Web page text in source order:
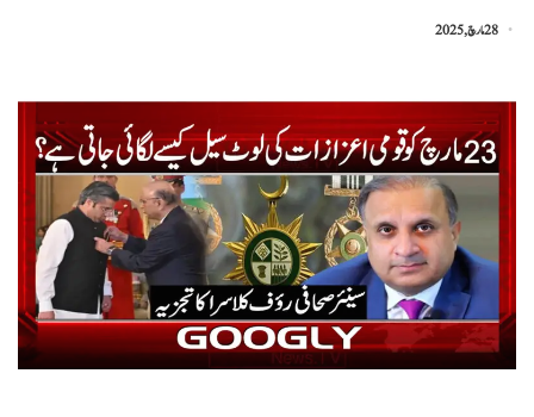
28 مارچ, 2025